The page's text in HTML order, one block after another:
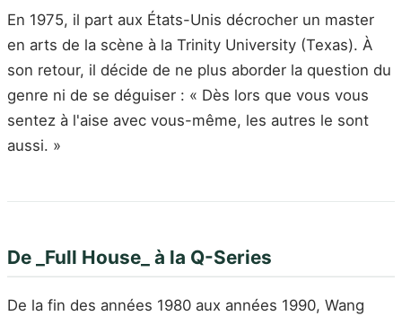
En 1975, il part aux États-Unis décrocher un master
en arts de la scène à la Trinity University (Texas). À
son retour, il décide de ne plus aborder la question du
genre ni de se déguiser : « Dès lors que vous vous
sentez à l'aise avec vous-même, les autres le sont
aussi. »
De _Full House_ à la Q-Series
De la fin des années 1980 aux années 1990, Wang